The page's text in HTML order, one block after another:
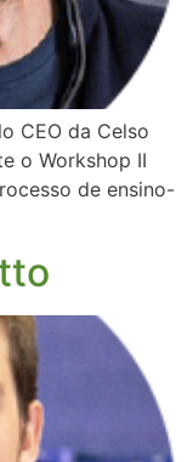
CEO da Celso
o Workshop II
de ensino-